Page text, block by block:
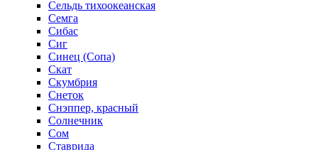
Сельдь тихоокеанская
Семга
Сибас
Сиг
Синец (Сопа)
Скат
Скумбрия
Снеток
Снэппер, красный
Солнечник
Сом
Ставрида